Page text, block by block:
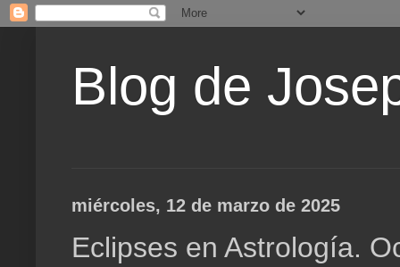
Blog de
miércoles, 12 de marzo de 2025
Eclipses en Astrología.